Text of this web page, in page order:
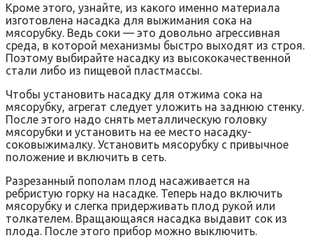
Кроме этого, узнайте, из какого именно материала
изготовлена насадка для выжимания сока на
мясорубку. Ведь соки — это довольно агрессивная
среда, в которой механизмы быстро выходят из строя.
Поэтому выбирайте насадку из высококачественной
стали либо из пищевой пластмассы.
Чтобы установить насадку для отжима сока на
мясорубку, агрегат следует уложить на заднюю стенку.
После этого надо снять металлическую головку
мясорубки и установить на ее место насадку-
соковыжималку. Установить мясорубку с привычное
положение и включить в сеть.
Разрезанный пополам плод насаживается на
ребристую горку на насадке. Теперь надо включить
мясорубку и слегка придерживать плод рукой или
толкателем. Вращающаяся насадка выдавит сок из
плода. После этого прибор можно выключить.